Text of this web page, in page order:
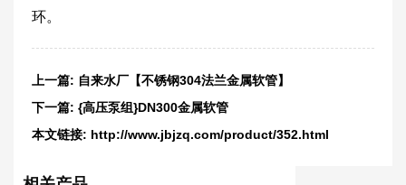
环。
上一篇: 自来水厂【不锈钢304法兰金属软管】
下一篇: {高压泵组}DN300金属软管
本文链接: http://www.jbjzq.com/product/352.html